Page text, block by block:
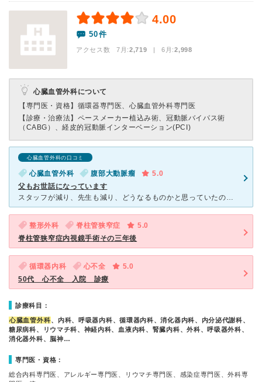
4.00
50件
アクセス数 7月:2,719 | 6月:2,998
心臓血管外科について
【専門医・資格】 循環器専門医、心臓血管外科専門医
【診療・治療法】 ペースメーカー植込み術、冠動脈バイパス術
（CABG）、経皮的冠動脈インターベーション(PCI)
心臓血管外科の口コミ
心臓血管外科 腹部大動脈瘤
5.0
父もお世話になっています
スタッフが減り、先生も減り、どうなるものかと思っていたのですが、25年のGW、父に腹部大動脈瘤が見つかり、一度検査入院。 場所が悪いため今後の方針を相談する前に大動脈瘤から血液が漏れ、緊急搬送されま
整形外科 脊柱管狭窄症
5.0
脊柱管狭窄症内視鏡手術その三年後
循環器内科 心不全
5.0
50代 心不全 入院 診療
診療科目：
心臓血管外科、内科、呼吸器内科、循環器内科、消化器内科、内分泌代謝科、
糖尿病科、リウマチ科、神経内科、血液内科、腎臓内科、外科、呼吸器外科、
消化器外科、脳神…
専門医・資格：
総合内科専門医、アレルギー専門医、リウマチ専門医、感染症専門医、外科専